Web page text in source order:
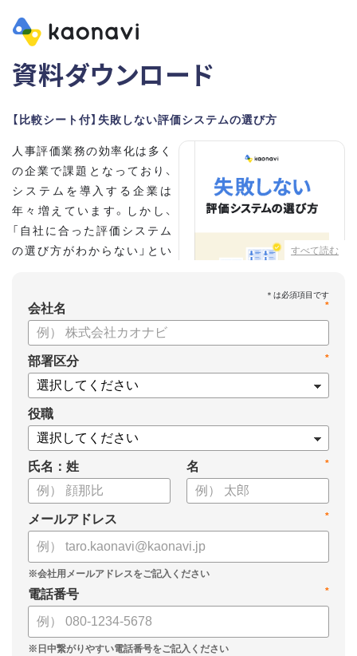
資料ダウンロード
【比較シート付】失敗しない評価システムの選び方
すべて読む
人事評価業務の効率化は多く
の企業で課題となっており、
システムを導入する企業は
年々増えています。しかし、
「自社に合った評価システム
の選び方がわからない」とい
こちらの資料では、
・人事評価システムが必要な企業の特徴
・導入検討に必要な3つの視点
・7つの選定ポイント
についてまとめましたので、ぜひお役立てください。
*
会社名
*
部署区分
役職
氏名：姓 *
名
*
メールアドレス
*
電話番号